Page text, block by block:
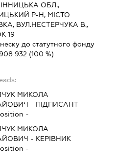
ОБЛ.,
Р-Н, МІСТО
ВУЛ.НЕСТЕРЧУКА В.,
19
до статутного фонду
932 (100 %)
МИКОЛА
- ПІДПИСАНТ
-
МИКОЛА
- КЕРІВНИК
-